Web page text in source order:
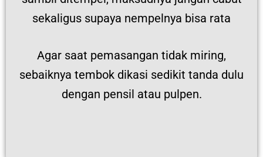
sekaligus supaya nempelnya bisa rata
Agar saat pemasangan tidak miring,
sebaiknya tembok dikasi sedikit tanda dulu
dengan pensil atau pulpen.